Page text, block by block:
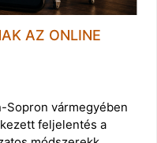
AZ ONLINE
Sopron vármegyében
feljelentés a